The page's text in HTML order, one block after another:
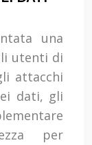
una
utenti di
attacchi
dati, gli
per